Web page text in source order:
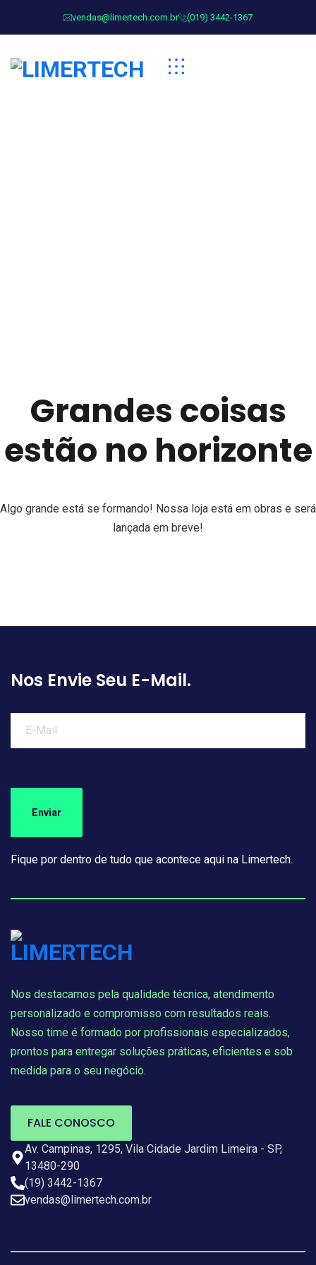
vendas@limertech.com.br (019) 3442-1367
Grandes coisas
estão no horizonte
Algo grande está se formando! Nossa loja está em obras e será
lançada em breve!
Nos Envie Seu E-Mail.
Fique por dentro de tudo que acontece aqui na Limertech.
Nos destacamos pela qualidade técnica, atendimento
personalizado e compromisso com resultados reais.
Nosso time é formado por profissionais especializados,
prontos para entregar soluções práticas, eficientes e sob
medida para o seu negócio.
FALE CONOSCO
Av. Campinas, 1295, Vila Cidade Jardim Limeira - SP,
13480-290
(19) 3442-1367
vendas@limertech.com.br